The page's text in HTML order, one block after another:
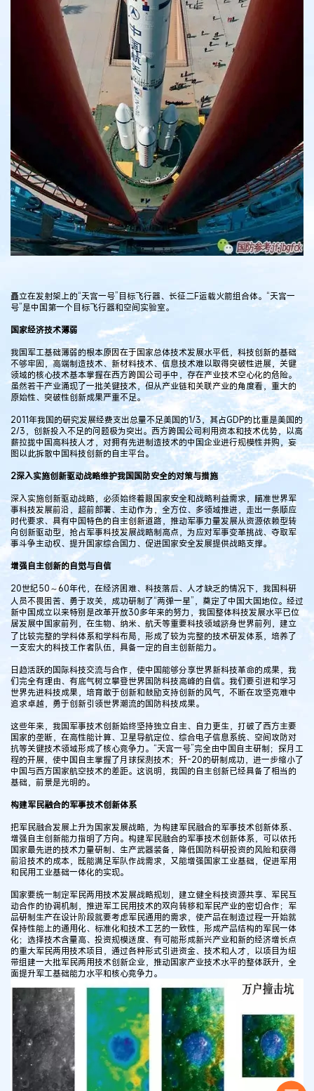
矗立在发射架上的“天宫一号”目标飞行器、长征二F运载火箭组合体。“天宫一
号”是中国第一个目标飞行器和空间实验室。
国家经济技术薄弱
我国军工基础薄弱的根本原因在于国家总体技术发展水平低，科技创新的基础
不够牢固，高端制造技术、新材料技术、信息技术难以取得突破性进展，关键
领域的核心技术基本掌握在西方跨国公司手中，存在产业技术空心化的危险。
虽然若干产业涌现了一批关键技术，但从产业链和关联产业的角度看，重大的
原始性、突破性创新成果严重不足。
2011年我国的研究发展经费支出总量不足美国的1/3，其占GDP的比重是美国的
2/3，创新投入不足的问题极为突出。西方跨国公司利用资本和技术优势，以高
薪拉拢中国高科技人才，对拥有先进制造技术的中国企业进行规模性并购，妄
图以此拆散中国科技创新的自主平台。
2深入实施创新驱动战略维护我国国防安全的对策与措施
深入实施创新驱动战略，必须始终着眼国家安全和战略利益需求，瞄准世界军
事科技发展前沿，超前部署、主动作为，全方位、多领域推进，走出一条顺应
时代要求、具有中国特色的自主创新道路，推动军事力量发展从资源依赖型转
向创新驱动型，抢占军事科技发展战略制高点，为应对军事变革挑战、夺取军
事斗争主动权、提升国家综合国力、促进国家安全发展提供战略支撑。
增强自主创新的自觉与自信
20世纪50～60年代，在经济困难、科技落后、人才缺乏的情况下，我国科研
人员不畏困苦、勇于攻关，成功研制了“两弹一星”，奠定了中国大国地位。经过
新中国成立以来特别是改革开放30多年来的努力，我国整体科技发展水平已位
居发展中国家前列，在生物、纳米、航天等重要科技领域跻身世界前列，建立
了比较完整的学科体系和学科布局，形成了较为完整的技术研发体系，培养了
一支宏大的科技工作者队伍，具备一定的自主创新能力。
日趋活跃的国际科技交流与合作，使中国能够分享世界新科技革命的成果，我
们完全有理由、有底气树立攀登世界国防科技高峰的自信。我们要引进和学习
世界先进科技成果，培育敢于创新和鼓励支持创新的风气，不断在攻坚克难中
追求卓越，勇于创新引领世界潮流的国防科技成果。
这些年来，我国军事技术创新始终坚持独立自主、自力更生，打破了西方主要
国家的垄断，在高性能计算、卫星导航定位、综合电子信息系统、空间攻防对
抗等关键技术领域形成了核心竞争力。“天宫一号”完全由中国自主研制；探月工
程的开展，使中国自主掌握了月球探测技术；歼-20的研制成功，进一步缩小了
中国与西方国家航空技术的差距。这说明，我国的自主创新已经具备了相当的
基础，前景是光明的。
构建军民融合的军事技术创新体系
把军民融合发展上升为国家发展战略，为构建军民融合的军事技术创新体系、
增强自主创新能力指明了方向。构建军民融合的军事技术创新体系，可以依托
国家最先进的技术力量研制、生产武器装备，降低国防科研投资的风险和获得
前沿技术的成本，既能满足军队作战需求，又能增强国家工业基础，促进军用
和民用工业基础一体化的实现。
国家要统一制定军民两用技术发展战略规划，建立健全科技资源共享、军民互
动合作的协调机制，推进军工民用技术的双向转移和军民产业的密切合作；军
品研制生产在设计阶段就要考虑军民通用的需求，使产品在制造过程一开始就
保持性能上的通用化、标准化和技术工艺的一致性，形成产品结构的军民一体
化；选择技术含量高、投资规模适度、有可能形成新兴产业和新的经济增长点
的重大军民两用技术项目，通过各种形式引进资金、技术和人才，以项目为纽
带组建一大批军民两用技术创新企业，推动国家产业技术水平的整体跃升，全
面提升军工基础能力水平和核心竞争力。